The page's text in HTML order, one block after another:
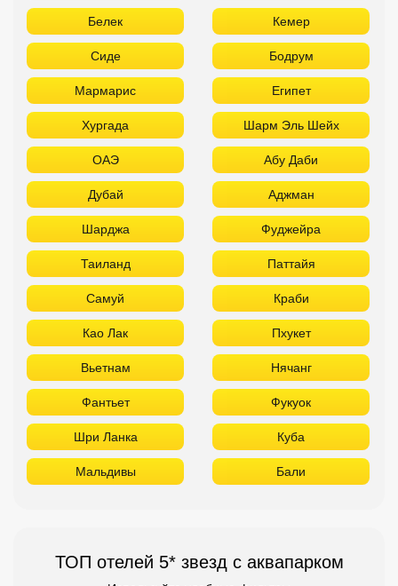
Белек Кемер
Сиде Бодрум
Мармарис Египет
Хургада Шарм Эль Шейх
ОАЭ Абу Даби
Дубай Аджман
Шарджа Фуджейра
Таиланд Паттайя
Самуй Краби
Као Лак Пхукет
Вьетнам Нячанг
Фантьет Фукуок
Шри Ланка Куба
Мальдивы Бали
ТОП отелей 5* звезд с аквапарком